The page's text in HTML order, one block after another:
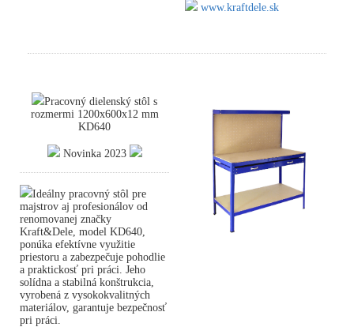
www.kraftdele.sk
Pracovný dielenský stôl s
rozmermi 1200x600x12 mm
KD640
Novinka 2023
Ideálny pracovný stôl pre
majstrov aj profesionálov od
renomovanej značky
Kraft&Dele, model KD640,
ponúka efektívne využitie
priestoru a zabezpečuje pohodlie
a praktickosť pri práci. Jeho
solídna a stabilná konštrukcia,
vyrobená z vysokokvalitných
materiálov, garantuje bezpečnosť
pri práci.